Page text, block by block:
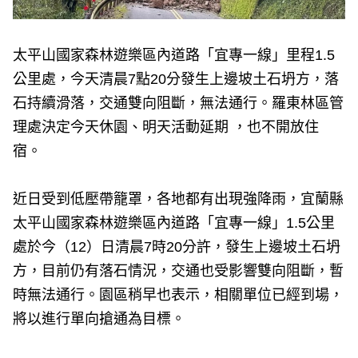
太平山國家森林遊樂區內道路「宜專一線」里程1.5
公里處，今天清晨7點20分發生上邊坡土石坍方，落
石持續滑落，交通雙向阻斷，無法通行。羅東林區管
理處決定今天休園、明天活動延期 ，也不開放住
宿。
近日受到低壓帶籠罩，各地都有出現強降雨，宜蘭縣
太平山國家森林遊樂區內道路「宜專一線」1.5公里
處於今（12）日清晨7時20分許，發生上邊坡土石坍
方，目前仍有落石情況，交通也受影響雙向阻斷，暫
時無法通行。園區稍早也表示，相關單位已經到場，
將以進行單向搶通為目標。